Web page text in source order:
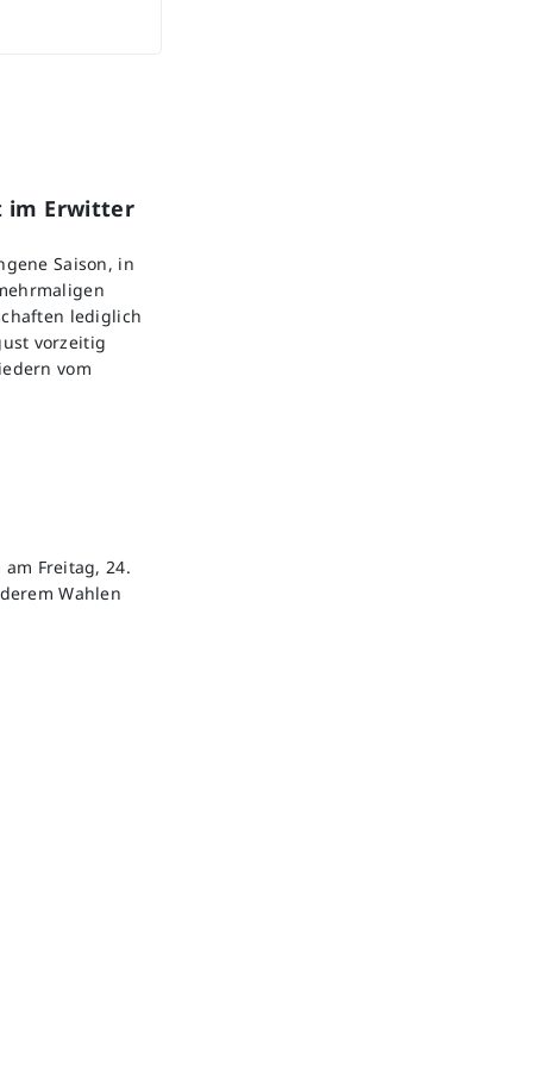
im Erwitter
Saison, in
lediglich
vorzeitig
vom
Freitag, 24.
Wahlen